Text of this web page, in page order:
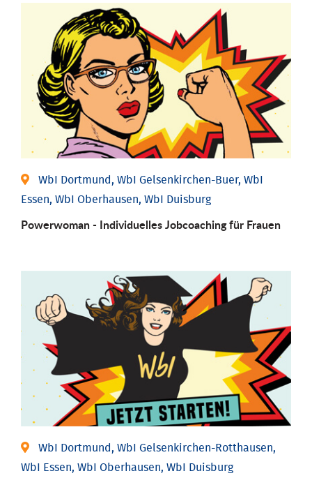
WbI Dortmund, WbI Gelsenkirchen-Buer, WbI
Essen, WbI Oberhausen, WbI Duisburg
Powerwoman - Individu­elles Job­coaching für Frauen
WbI Dortmund, WbI Gelsenkirchen-Rotthausen,
WbI Essen, WbI Oberhausen, WbI Duisburg